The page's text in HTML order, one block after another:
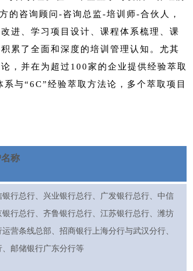
的咨询顾问-咨询总监-培训师-合伙人，
进、学习项目设计、课程体系梳理、课
累了全面和深度的培训管理认知。尤其
，并在为超过100家的企业提供经验萃取
与“6C”经验萃取方法论，多个萃取项目
称
行总行、兴业银行总行、广发银行总行、中信
行总行、齐鲁银行总行、江苏银行总行、潍坊
营条线总部、招商银行上海分行与武汉分行、
邮储银行广东分行等